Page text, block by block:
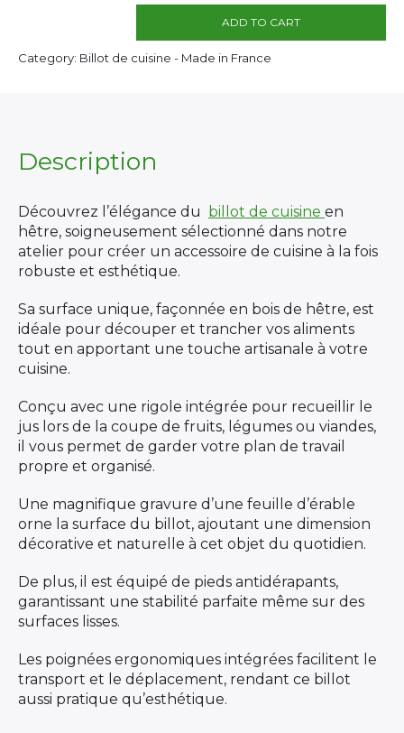
Hêtre
quantity
ADD TO CART
Category: Billot de cuisine - Made in France
Description
Découvrez l’élégance du billot de cuisine en
hêtre, soigneusement sélectionné dans notre
atelier pour créer un accessoire de cuisine à la fois
robuste et esthétique.
Sa surface unique, façonnée en bois de hêtre, est
idéale pour découper et trancher vos aliments
tout en apportant une touche artisanale à votre
cuisine.
Conçu avec une rigole intégrée pour recueillir le
jus lors de la coupe de fruits, légumes ou viandes,
il vous permet de garder votre plan de travail
propre et organisé.
Une magnifique gravure d’une feuille d’érable
orne la surface du billot, ajoutant une dimension
décorative et naturelle à cet objet du quotidien.
De plus, il est équipé de pieds antidérapants,
garantissant une stabilité parfaite même sur des
surfaces lisses.
Les poignées ergonomiques intégrées facilitent le
transport et le déplacement, rendant ce billot
aussi pratique qu’esthétique.